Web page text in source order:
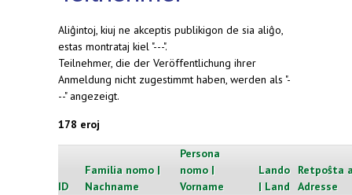
Aliĝintoj, kiuj ne akceptis publikigon de sia aliĝo,
estas montrataj kiel "---".
Teilnehmer, die der Veröffentlichung ihrer
Anmeldung nicht zugestimmt haben, werden als "-
--" angezeigt.
178 eroj
ID
Familia nomo |
Nachname
Persona
nomo |
Vorname
Lando
| Land
Retpoŝta
Adresse